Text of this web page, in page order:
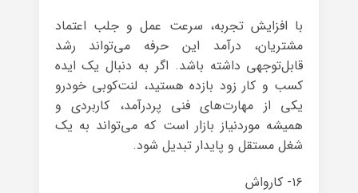
با افزایش تجربه، سرعت عمل و جلب اعتماد
مشتریان، درآمد این حرفه می‌تواند رشد
قابل‌توجهی داشته باشد. اگر به دنبال یک ایده
کسب و کار زود بازده هستید، لنت‌کوبی خودرو
یکی از مهارت‌های فنی پردرآمد، کاربردی و
همیشه موردنیاز بازار است که می‌تواند به یک
شغل مستقل و پایدار تبدیل شود.
۱۶- کارواش